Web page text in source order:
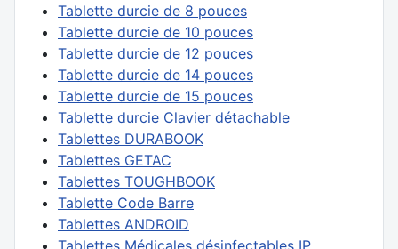
Tablette durcie de 8 pouces
Tablette durcie de 10 pouces
Tablette durcie de 12 pouces
Tablette durcie de 14 pouces
Tablette durcie de 15 pouces
Tablette durcie Clavier détachable
Tablettes DURABOOK
Tablettes GETAC
Tablettes TOUGHBOOK
Tablette Code Barre
Tablettes ANDROID